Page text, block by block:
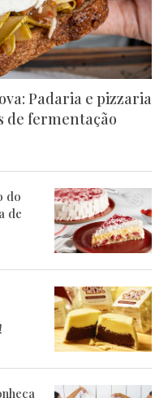
Padaria e pizzaria
de fermentação
do
de